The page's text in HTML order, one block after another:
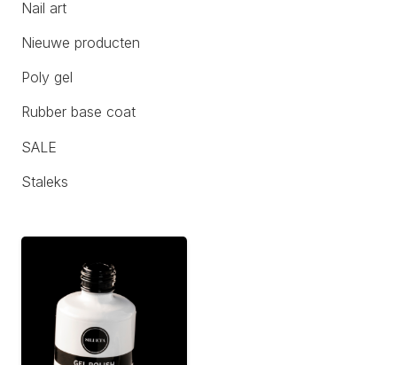
Nail art
Nieuwe producten
Poly gel
Rubber base coat
SALE
Staleks